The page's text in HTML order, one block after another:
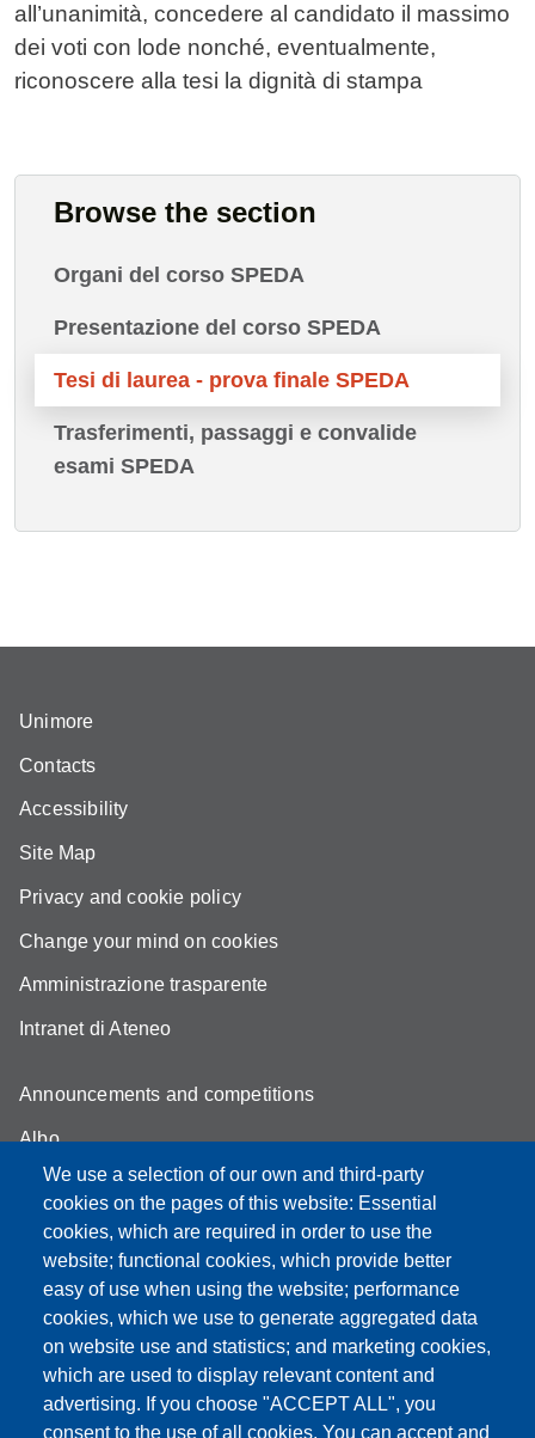
all’unanimità, concedere al candidato il massimo
dei voti con lode nonché, eventualmente,
riconoscere alla tesi la dignità di stampa
Browse the section
Organi del corso SPEDA
Presentazione del corso SPEDA
Tesi di laurea - prova finale SPEDA
Trasferimenti, passaggi e convalide
esami SPEDA
We use a selection of our own and third-party
cookies on the pages of this website: Essential
cookies, which are required in order to use the
website; functional cookies, which provide better
easy of use when using the website; performance
cookies, which we use to generate aggregated data
on website use and statistics; and marketing cookies,
which are used to display relevant content and
advertising. If you choose "ACCEPT ALL", you
consent to the use of all cookies. You can accept and
Unimore
Contacts
Accessibility
Site Map
Privacy and cookie policy
Change your mind on cookies
Amministrazione trasparente
Intranet di Ateneo
Announcements and competitions
Albo
Online teaching mode
Student secretariat
Quality Assurance
Partita IVA: 00427620364
Dipartimento di Educazione e Scienze Umane